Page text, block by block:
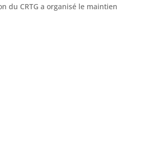
du CRTG a organisé le maintien